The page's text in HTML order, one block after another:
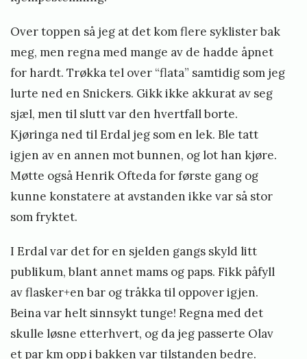
Over toppen så jeg at det kom flere syklister bak
meg, men regna med mange av de hadde åpnet
for hardt. Trøkka tel over “flata” samtidig som jeg
lurte ned en Snickers. Gikk ikke akkurat av seg
sjæl, men til slutt var den hvertfall borte.
Kjøringa ned til Erdal jeg som en lek. Ble tatt
igjen av en annen mot bunnen, og lot han kjøre.
Møtte også Henrik Ofteda for første gang og
kunne konstatere at avstanden ikke var så stor
som fryktet.
I Erdal var det for en sjelden gangs skyld litt
publikum, blant annet mams og paps. Fikk påfyll
av flasker+en bar og tråkka til oppover igjen.
Beina var helt sinnsykt tunge! Regna med det
skulle løsne etterhvert, og da jeg passerte Olav
et par km opp i bakken var tilstanden bedre.